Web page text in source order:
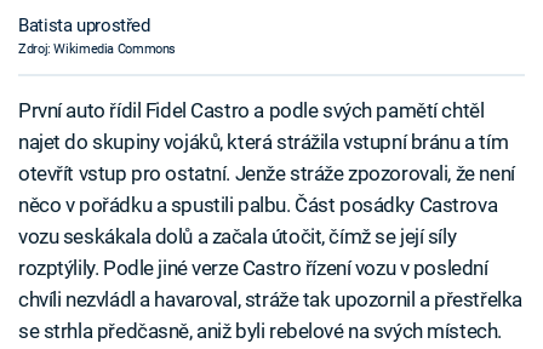
Batista uprostřed
Zdroj: Wikimedia Commons
První auto řídil Fidel Castro a podle svých pamětí chtěl
najet do skupiny vojáků, která strážila vstupní bránu a tím
otevřít vstup pro ostatní. Jenže stráže zpozorovali, že není
něco v pořádku a spustili palbu. Část posádky Castrova
vozu seskákala dolů a začala útočit, čímž se její síly
rozptýlily. Podle jiné verze Castro řízení vozu v poslední
chvíli nezvládl a havaroval, stráže tak upozornil a přestřelka
se strhla předčasně, aniž byli rebelové na svých místech.